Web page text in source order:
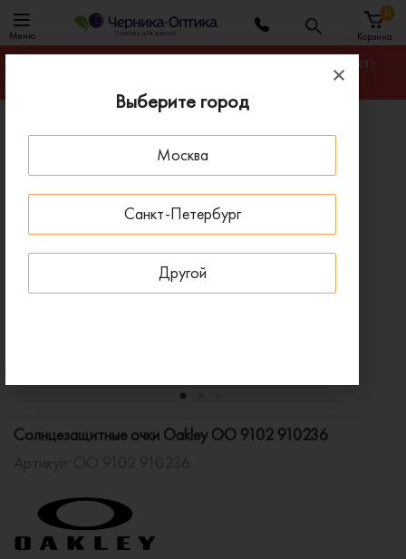
Выберите город
Москва
Санкт-Петербург
Другой
Меню Корзина
0
Гарантируем лучшую цену на любую оправу в Санкт-
Главная
Солнцезащитные очки
Солнцезащитные очки Oakley OO 9102 910236
Солнцезащитные очки Oakley OO 9102 910236
- 30 % ДО 15 АВГУСТА